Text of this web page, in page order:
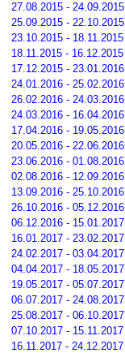
27.08.2015 - 24.09.2015
25.09.2015 - 22.10.2015
23.10.2015 - 18.11.2015
18.11.2015 - 16.12.2015
17.12.2015 - 23.01.2016
24.01.2016 - 25.02.2016
26.02.2016 - 24.03.2016
24.03.2016 - 16.04.2016
17.04.2016 - 19.05.2016
20.05.2016 - 22.06.2016
23.06.2016 - 01.08.2016
02.08.2016 - 12.09.2016
13.09.2016 - 25.10.2016
26.10.2016 - 05.12.2016
06.12.2016 - 15.01.2017
16.01.2017 - 23.02.2017
24.02.2017 - 03.04.2017
04.04.2017 - 18.05.2017
19.05.2017 - 05.07.2017
06.07.2017 - 24.08.2017
25.08.2017 - 06.10.2017
07.10.2017 - 15.11.2017
16.11.2017 - 24.12.2017